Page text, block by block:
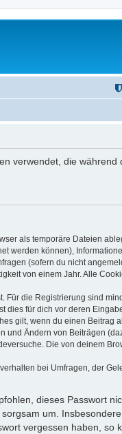
verwendet, die
als temporäre Dateien
werden können),
(sofern du nicht
von einem Jahr. Alle
die Registrierung sind
dies für dich vor deren
gilt, wenn du einen Beitrag
und Ändern von Beiträgen
Die von deinem
bei Umfragen, der
dieses Passwort
um.
vergessen haben, so